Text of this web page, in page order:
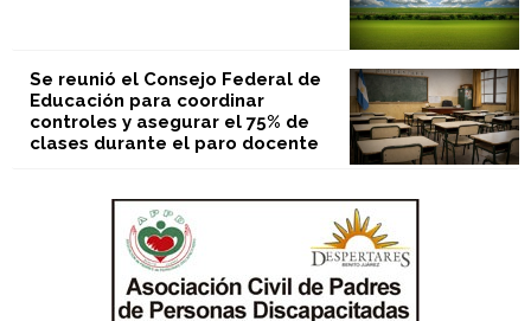
Se reunió el Consejo Federal de
Educación para coordinar
controles y asegurar el 75% de
clases durante el paro docente